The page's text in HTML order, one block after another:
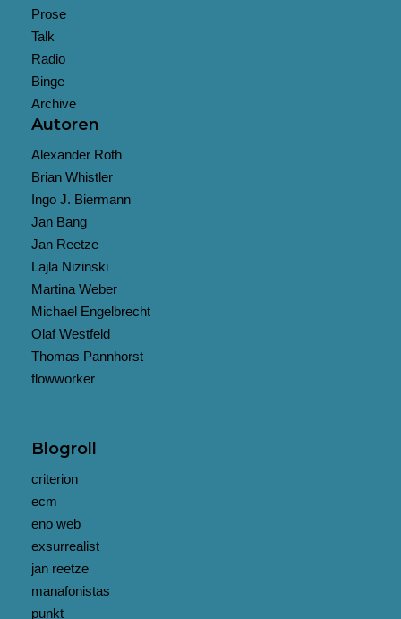
Prose
Talk
Radio
Binge
Archive
Autoren
Alexander Roth
Brian Whistler
Ingo J. Biermann
Jan Bang
Jan Reetze
Lajla Nizinski
Martina Weber
Michael Engelbrecht
Olaf Westfeld
Thomas Pannhorst
flowworker
Blogroll
criterion
ecm
eno web
exsurrealist
jan reetze
manafonistas
punkt